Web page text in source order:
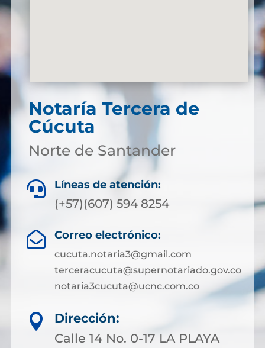
Notaría Tercera de
Cúcuta
Norte de Santander
 Líneas de atención:
(+57)(607) 594 8254
 Correo electrónico:
cucuta.notaria3@gmail.com
terceracucuta@supernotariado.gov.co
notaria3cucuta@ucnc.com.co

Dirección:
Calle 14 No. 0-17 LA PLAYA